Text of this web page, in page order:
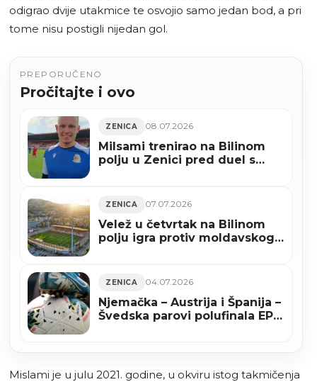
odigrao dvije utakmice te osvojio samo jedan bod, a pri
tome nisu postigli nijedan gol.
PREPORUČENO
Pročitajte i ovo
ZENICA 08.07.2026
Milsami trenirao na Bilinom
polju u Zenici pred duel s
ZENICA 07.07.2026
Velež u četvrtak na Bilinom
polju igra protiv moldavskog
ZENICA 04.07.2026
Njemačka – Austrija i Španija –
Švedska parovi polufinala EP
Mislami je u julu 2021. godine, u okviru istog takmičenja